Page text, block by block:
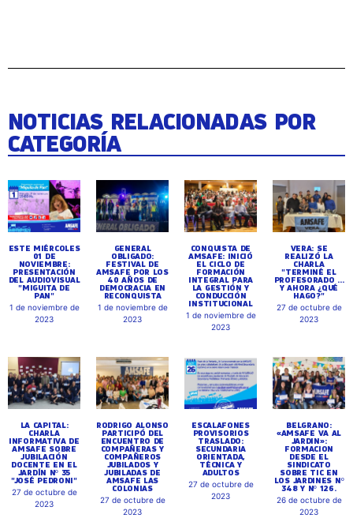
NOTICIAS RELACIONADAS POR
CATEGORÍA
ESTE MIÉRCOLES
01 DE
NOVIEMBRE:
PRESENTACIÓN
DEL AUDIOVISUAL
"MIGUITA DE
PAN"
1 de noviembre de
2023
GENERAL
OBLIGADO:
FESTIVAL DE
AMSAFE POR LOS
40 AÑOS DE
DEMOCRACIA EN
RECONQUISTA
1 de noviembre de
2023
CONQUISTA DE
AMSAFE: INICIÓ
EL CICLO DE
FORMACIÓN
INTEGRAL PARA
LA GESTIÓN Y
CONDUCCIÓN
INSTITUCIONAL
1 de noviembre de
2023
VERA: SE
REALIZÓ LA
CHARLA
"TERMINÉ EL
PROFESORADO ...
Y AHORA ¿QUÉ
HAGO?"
27 de octubre de
2023
LA CAPITAL:
CHARLA
INFORMATIVA DE
AMSAFE SOBRE
JUBILACIÓN
DOCENTE EN EL
JARDÍN Nº 35
"JOSÉ PEDRONI"
27 de octubre de
2023
RODRIGO ALONSO
PARTICIPÓ DEL
ENCUENTRO DE
COMPAÑERAS Y
COMPAÑEROS
JUBILADOS Y
JUBILADAS DE
AMSAFE LAS
COLONIAS
27 de octubre de
2023
ESCALAFONES
PROVISORIOS
TRASLADO:
SECUNDARIA
ORIENTADA,
TÉCNICA Y
ADULTOS
27 de octubre de
2023
BELGRANO:
«AMSAFE VA AL
JARDIN»:
FORMACION
DESDE EL
SINDICATO
SOBRE TIC EN
LOS JARDINES Nº
348 Y Nº 126.
26 de octubre de
2023